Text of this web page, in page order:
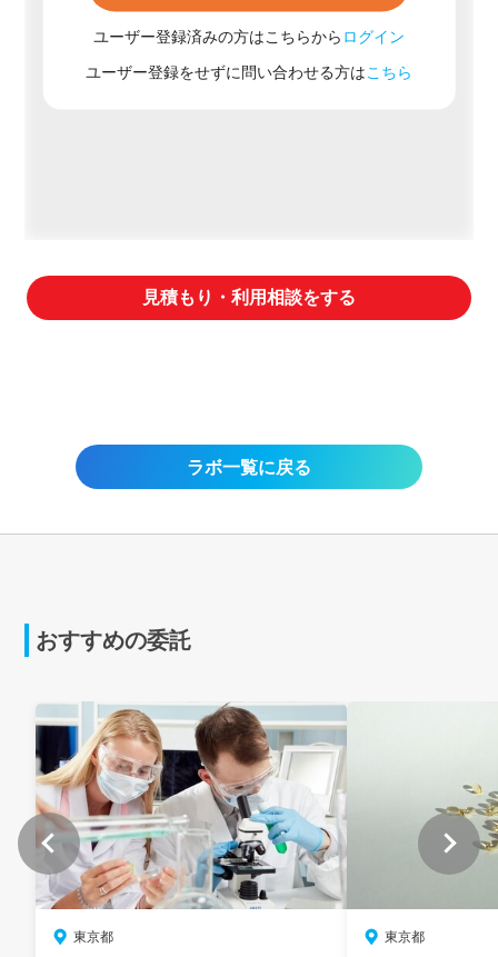
ユーザー登録済みの方はこちらから ログイン
ユーザー登録をせずに問い合わせる方はこちら
見積もり・利用相談をする
ラボ一覧に戻る
おすすめの委託
東京都 東京都